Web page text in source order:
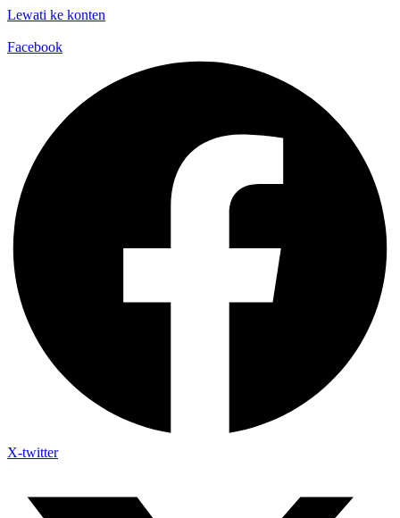
Lewati ke konten
Facebook
X-twitter